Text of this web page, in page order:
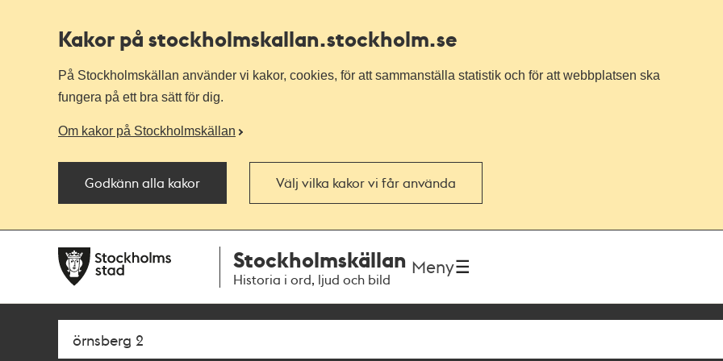
Kakor på stockholmskallan.stockholm.se
På Stockholmskällan använder vi kakor, cookies, för att sammanställa statistik och för att webbplatsen ska
fungera på ett bra sätt för dig.
Om kakor på Stockholmskällan
Godkänn alla kakor Välj vilka kakor vi får använda
navigationen
huvudinnehållet
Stockholmskällan
Historia i ord, ljud och bild
Meny
Sök